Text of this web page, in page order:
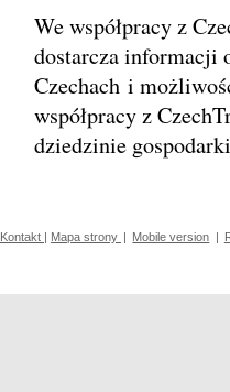
We współpracy z
dostarcza informacji
Czechach i
współpracy z
dziedzinie
Kontakt | Mapa strony | Mobile version |